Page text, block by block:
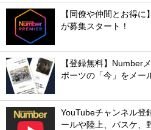
【同僚や仲間とお得
が募集スタート！
【登録無料】Number
ポーツの「今」をメー
YouTubeチャンネル登
ールや陸上、バスケ、